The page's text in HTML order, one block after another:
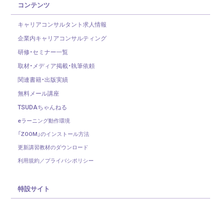
コンテンツ
キャリアコンサルタント求人情報
企業内キャリアコンサルティング
研修・セミナー一覧
取材・メディア掲載・執筆依頼
関連書籍・出版実績
無料メール講座
TSUDAちゃんねる
eラーニング動作環境
「ZOOM」のインストール方法
更新講習教材のダウンロード
利用規約／プライバシポリシー
特設サイト